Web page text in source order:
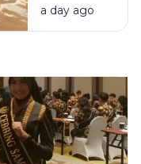
2026
Masuk 10
Besar pada
Jatim 2026
a day ago